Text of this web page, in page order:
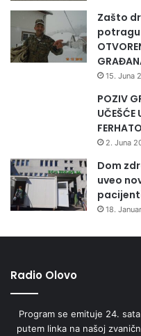
Zašto
potragu
15. Juna
POZIV
2. Juna
Dom
uveo
18.
Radio Olovo
Program se emituje 24.
putem linka na našoj